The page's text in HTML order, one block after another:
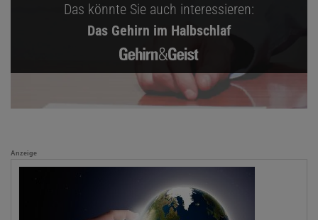
Das könnte Sie auch interessieren:
Das Gehirn im Halbschlaf
Anzeige